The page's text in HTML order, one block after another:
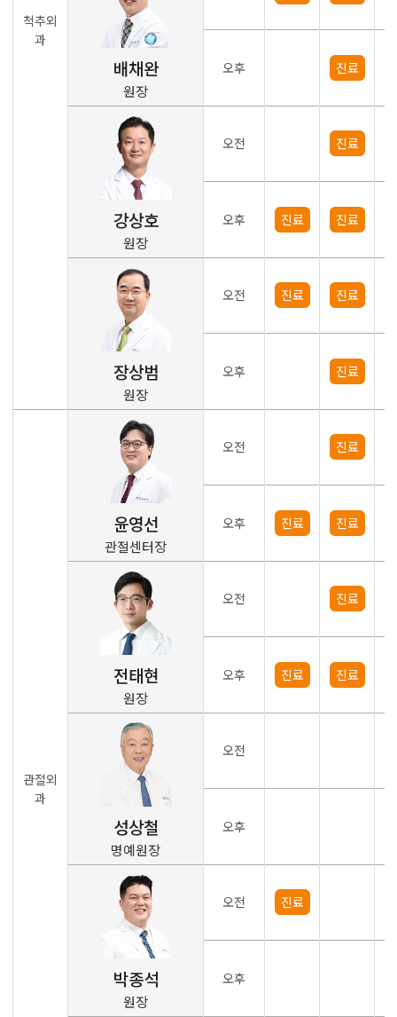
척추외
과
배채완
원장
오후 진료
강상호
원장
오전 진료
오후 진료 진료
장상범
원장
오전 진료 진료
오후 진료
관절외
과
윤영선
관절센터장
오전 진료
오후 진료 진료
전태현
원장
오전 진료
오후 진료 진료
성상철
명예원장
오전
오후
박종석
원장
오전 진료
오후